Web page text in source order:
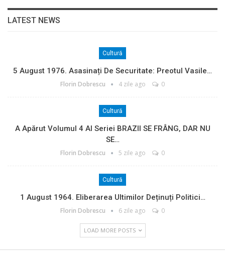
LATEST NEWS
Cultură
5 August 1976. Asasinați De Securitate: Preotul Vasile…
Florin Dobrescu 4 zile ago 0
Cultură
A Apărut Volumul 4 Al Seriei BRAZII SE FRÂNG, DAR NU
SE…
Florin Dobrescu 5 zile ago 0
Cultură
1 August 1964. Eliberarea Ultimilor Deținuți Politici…
Florin Dobrescu 6 zile ago 0
LOAD MORE POSTS